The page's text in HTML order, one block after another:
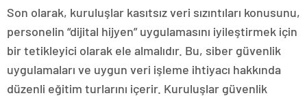
Son olarak, kuruluşlar kasıtsız veri sızıntıları konusunu,
personelin “dijital hijyen” uygulamasını iyileştirmek için
bir tetikleyici olarak ele almalıdır. Bu, siber güvenlik
uygulamaları ve uygun veri işleme ihtiyacı hakkında
düzenli eğitim turlarını içerir. Kuruluşlar güvenlik